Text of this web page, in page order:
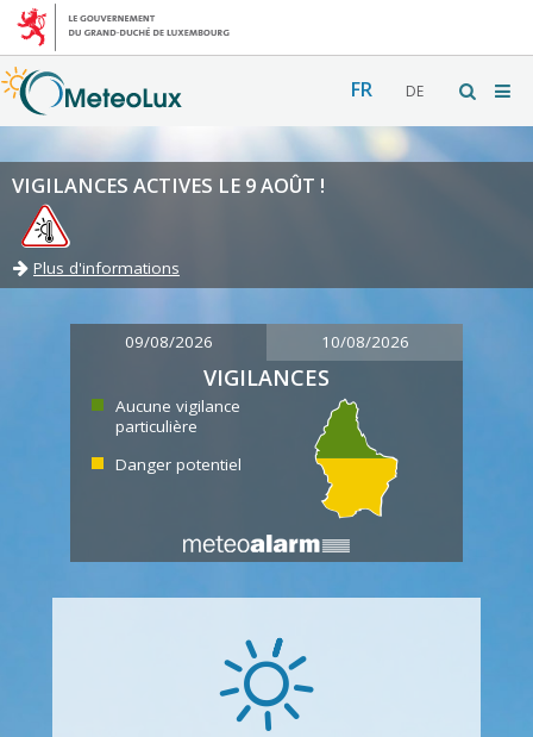
FR DE
VIGILANCES ACTIVES LE 9 AOÛT !
Plus d'informations
09/08/2026 10/08/2026
VIGILANCES
Aucune vigilance
particulière
Danger potentiel